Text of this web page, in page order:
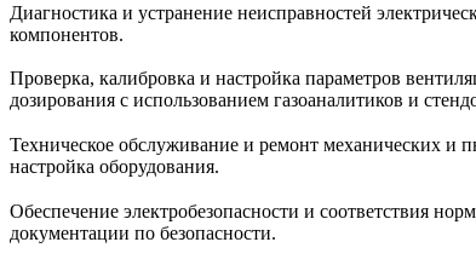
Диагностика и устранение неисправностей
компонентов.
Проверка, калибровка и настройка параметров
дозирования с использованием газоаналитиков и
Техническое обслуживание и ремонт механических и
настройка оборудования.
Обеспечение электробезопасности и соответствия
документации по безопасности.